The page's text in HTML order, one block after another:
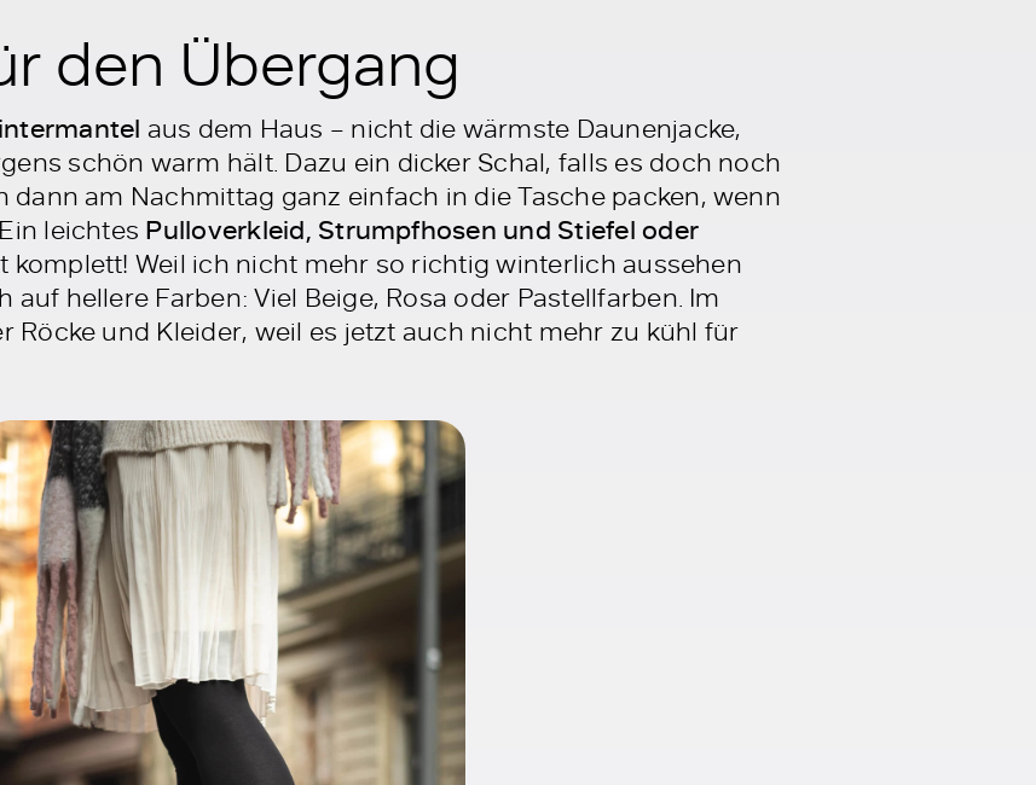
den Übergang
aus dem Haus – nicht die wärmste Daunenjacke,
schön warm hält. Dazu ein dicker Schal, falls es doch noch
dann am Nachmittag ganz einfach in die Tasche packen, wenn
leichtes Pulloverkleid, Strumpfhosen und Stiefel oder
komplett! Weil ich nicht mehr so richtig winterlich aussehen
hellere Farben: Viel Beige, Rosa oder Pastellfarben. Im
Röcke und Kleider, weil es jetzt auch nicht mehr zu kühl für